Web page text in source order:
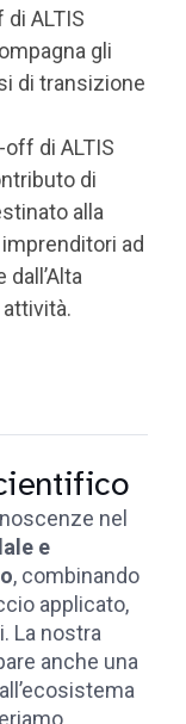
ALTIS
gli
di transizione
off di ALTIS
di
alla
ad
nel
e
, combinando
applicato,
La nostra
anche una